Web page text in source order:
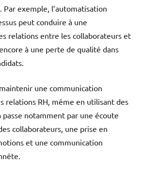
Par exemple, l’automatisation
peut conduire à une
relations entre les collaborateurs et
à une perte de qualité dans
une communication
relations RH, même en utilisant des
notamment par une écoute
collaborateurs, une prise en
et une communication